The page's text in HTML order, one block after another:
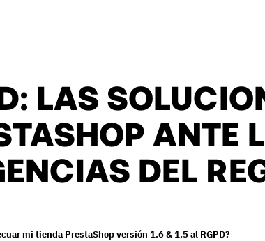
LAS
ANTE
DEL
mi tienda PrestaShop versión 1.6 & 1.5 al RGPD?